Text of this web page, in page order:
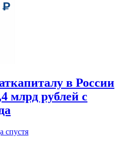
в России
млрд рублей с
спустя